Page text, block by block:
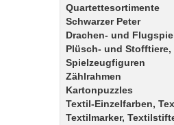
Quartettesortimente
Schwarzer Peter
Drachen- und
Plüsch- und Stofftiere,
Spielzeugfiguren
Zählrahmen
Kartonpuzzles
Textil-Einzelfarben,
Textilmarker,